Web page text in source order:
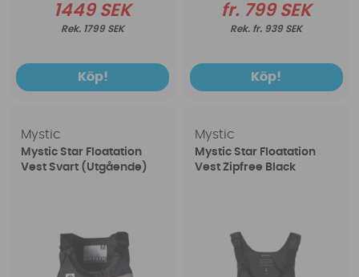
1449 SEK
1799 SEK
Köp!
fr. 799 SEK
fr. 939 SEK
Köp!
Mystic
Mystic Star Floatation
Vest Svart (Utgående)
Mystic
Mystic Star Floatation
Vest Zipfree Black